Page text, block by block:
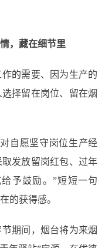
，藏在细节里
的需要、因为生产的
择留在岗位、留在烟
自愿坚守岗位生产经
发放留岗红包、过年
予鼓励。”短短一句
的获得感。
期间，烟台将为来烟